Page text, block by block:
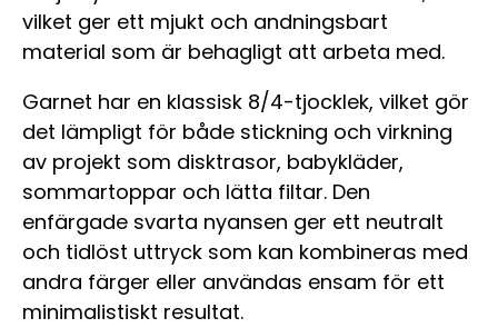
vilket ger ett mjukt och andningsbart
material som är behagligt att arbeta med.
Garnet har en klassisk 8/4-tjocklek, vilket gör
det lämpligt för både stickning och virkning
av projekt som disktrasor, babykläder,
sommartoppar och lätta filtar. Den
enfärgade svarta nyansen ger ett neutralt
och tidlöst uttryck som kan kombineras med
andra färger eller användas ensam för ett
minimalistiskt resultat.